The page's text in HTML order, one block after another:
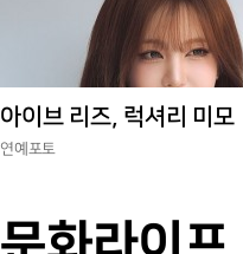
아이브 리즈, 럭셔리 미모
연예포토